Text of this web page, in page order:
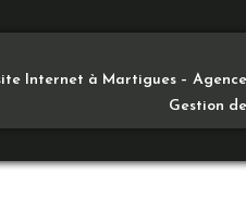
Internet à Martigues –
Gestion